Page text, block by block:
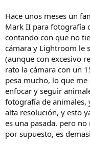
Hace unos meses un
Mark II para fotografía
contando con que no
cámara y Lightroom le
(aunque con excesivo
rato la cámara con un
pesa mucho, lo que
enfocar y seguir
fotografía de animales,
alta resolución, y esto
es una pasada. pero
por supuesto, es